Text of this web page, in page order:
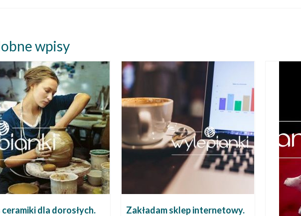
wpisy
ceramiki dla dorosłych.
Zakładam sklep internetowy.